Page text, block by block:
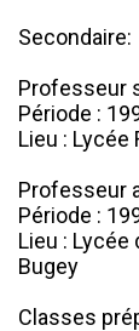
Secondaire:
Professeur
Période :
Lieu : Lycée
Professeur
Période :
Lieu : Lycée
Bugey
Classes